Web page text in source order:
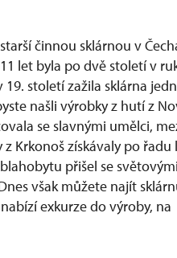
činnou sklárnou v
let byla po dvě století v
století zažila sklárna
našli výrobky z hutí z
se slavnými umělci,
Krkonoš získávaly po řadu
přišel se světovými
však můžete najít
exkurze do výroby, na